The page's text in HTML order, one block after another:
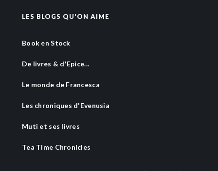
LES BLOGS QU'ON AIME
Book en Stock
De livres & d'Epice...
Le monde de Francesca
Les chroniques d'Evenusia
Muti et ses livres
Tea Time Chronicles